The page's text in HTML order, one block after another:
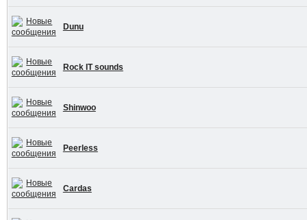
Dunu
Rock IT sounds
Shinwoo
Peerless
Cardas